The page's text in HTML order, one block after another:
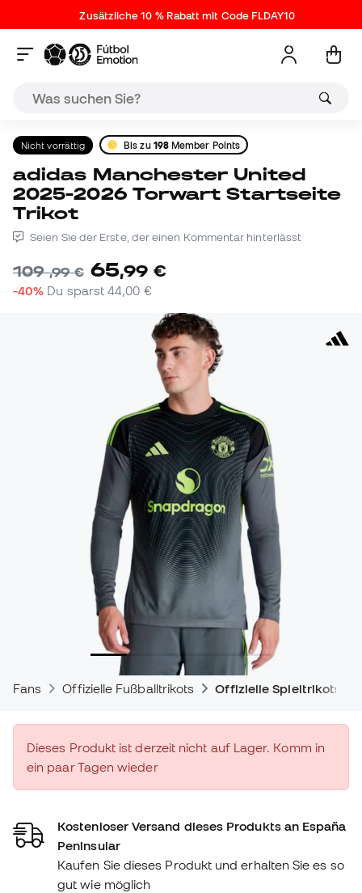
Zusätzliche 10 % Rabatt mit Code FLDAY10
Nicht vorrättig Bis zu 198Member Points
adidas Manchester United
2025-2026 Torwart Startseite
Trikot
Seien Sie der Erste, der einen Kommentar hinterlässt
109,99 € 65,99 €
-40% Du sparst44,00 €
Fans Offizielle Fußballtrikots Offizielle Spieltrikots
Dieses Produkt ist derzeit nicht auf Lager. Komm in
ein paar Tagen wieder
Kostenloser Versand dieses Produkts an España
Peninsular
Kaufen Sie dieses Produkt und erhalten Sie es so
gut wie möglich